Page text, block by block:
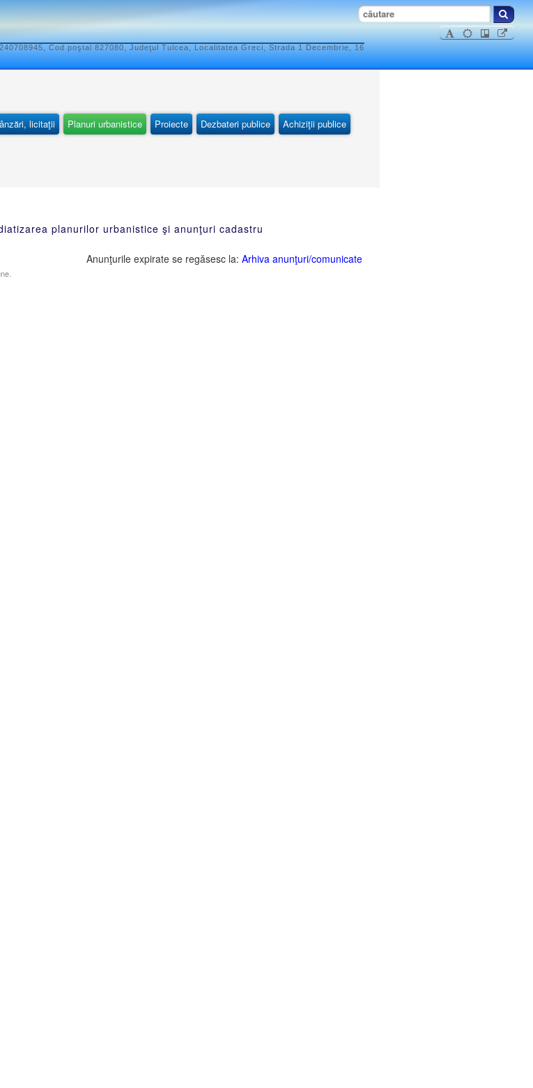
Cod poştal 827080, Judeţul Tulcea, Localitatea Greci, Strada 1 Decembrie, 16
licitaţii Planuri urbanistice Proiecte Dezbateri publice
Achiziţii publice
planurilor urbanistice şi anunţuri cadastru
Anunţurile expirate se regăsesc la: Arhiva anunţuri/comunicate